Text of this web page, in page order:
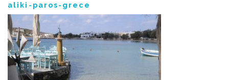
aliki-paros-grece